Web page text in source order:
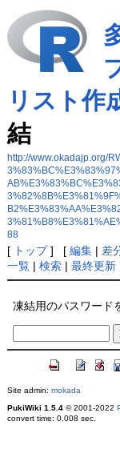
リスト作
結
http://www.okadajp.org/
88
[ トップ] [ 編集| 差
一覧| 検索| 最終更新
凍結用のパスワード
Site admin: mokada
PukiWiki 1.5.4© 2001-2022
convert time: 0.008 sec.